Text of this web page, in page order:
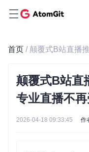
首页
颠覆式B站直
专业直播不
2026-04-18 09:33:45 作